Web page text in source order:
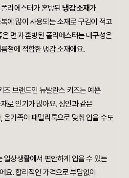
리에스터가 혼방된 냉감 소재가
에 많이 사용되는 소재로 구김이 적고
면과 혼방된 폴리에스터는 내구성은
철에 적합한 냉감 소재에요.
즈 브랜드인 뉴발란스 키즈는 예쁜
로 인기가 많아요. 성인과 같은
온가족이 패밀리룩으로 맞춰 입을 수도
일상생활에서 편안하게 입을 수 있는
요. 합리적인 가격으로 부담없이